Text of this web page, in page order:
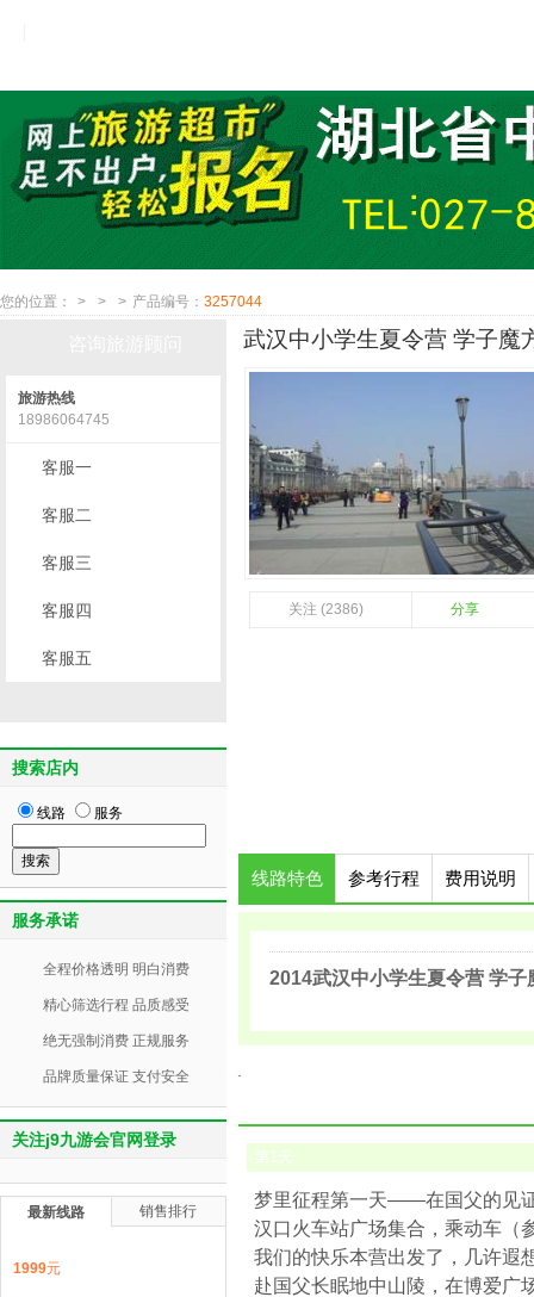
您的位置： > > > 产品编号： 3257044
武汉中小学生夏令营 学子魔
关注 (2386) 分享
线路特色 参考行程 费用说明
2014武汉中小学生夏令营 学
第1天
梦里征程第一天——在国父的见
汉口火车站广场集合，乘动车
我们的快乐本营出发了，几许遐
赴国父长眠地中山陵，在博爱广
旅游热线
18986064745
客服一
客服二
客服三
客服四
客服五
搜索店内
线路 服务
服务承诺
全程价格透明 明白消费
精心筛选行程 品质感受
绝无强制消费 正规服务
品牌质量保证 支付安全
关注j9九游会官网登录
最新线路 销售排行
1999元